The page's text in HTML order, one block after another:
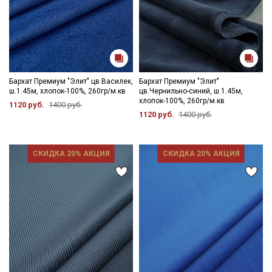
Бархат Премиум "Элит" цв.Василек,
ш.1.45м, хлопок-100%, 260гр/м.кв
1120 руб. 1400 руб.
Бархат Премиум "Элит"
цв.Чернильно-синий, ш.1.45м,
хлопок-100%, 260гр/м.кв
1120 руб. 1400 руб.
СКИДКА 20% АКЦИЯ СКИДКА 20% АКЦИЯ